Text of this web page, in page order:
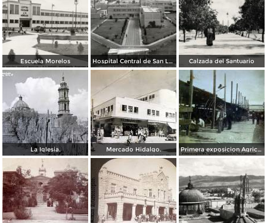
Escuela Morelos Hospital Central de San Luis Potosí Calzada del Santuario
La Iglesia. Mercado Hidalgo. Primera exposicion Agricola e Industria en San Luis Potosi 15 de Septiembrede1906